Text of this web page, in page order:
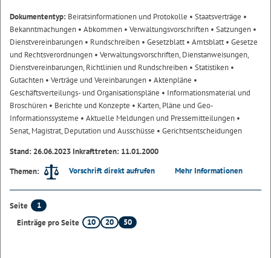
Dokumententyp: Beiratsinformationen und Protokolle • Staatsverträge •
Bekanntmachungen • Abkommen • Verwaltungsvorschriften • Satzungen •
Dienstvereinbarungen • Rundschreiben • Gesetzblatt• Amtsblatt• Gesetze
und Rechtsverordnungen • Verwaltungsvorschriften, Dienstanweisungen,
Dienstvereinbarungen, Richtlinien und Rundschreiben • Statistiken •
Gutachten • Verträge und Vereinbarungen • Aktenpläne •
Geschäftsverteilungs- und Organisationspläne • Informationsmaterial und
Broschüren • Berichte und Konzepte • Karten, Pläne und Geo-
Informationssysteme • Aktuelle Meldungen und Pressemitteilungen •
Senat, Magistrat, Deputation und Ausschüsse • Gerichtsentscheidungen
Stand: 26.06.2023 Inkrafttreten: 11.01.2000
Themen:
Vorschrift direkt aufrufen Mehr Informationen
Seite
1
Einträge pro Seite
10 20 50